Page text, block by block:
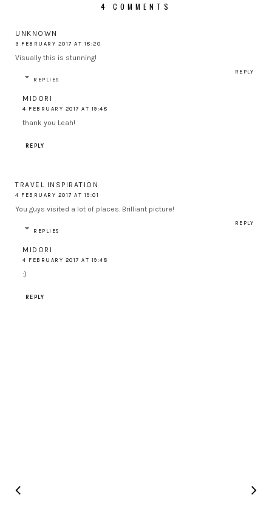
4 COMMENTS
UNKNOWN
3 FEBRUARY 2017 AT 18:20
Visually this is stunning!
REPLY
REPLIES
MIDORI
4 FEBRUARY 2017 AT 19:48
thank you Leah!
REPLY
TRAVEL INSPIRATION
4 FEBRUARY 2017 AT 19:01
You guys visited a lot of places. Brilliant picture!
REPLY
REPLIES
MIDORI
4 FEBRUARY 2017 AT 19:48
:)
REPLY